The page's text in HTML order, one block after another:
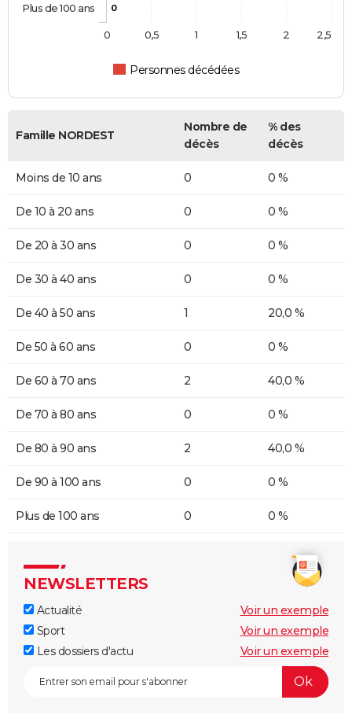
0
Personnes décédées
Plus de 100 ans
0 0,5 1 1,5 2 2,5
Famille NORDEST
Nombre de
décès
% des
décès
Moins de 10 ans 0 0 %
De 10 à 20 ans 0 0 %
De 20 à 30 ans 0 0 %
De 30 à 40 ans 0 0 %
De 40 à 50 ans 1 20,0 %
De 50 à 60 ans 0 0 %
De 60 à 70 ans 2 40,0 %
De 70 à 80 ans 0 0 %
De 80 à 90 ans 2 40,0 %
De 90 à 100 ans 0 0 %
Plus de 100 ans 0 0 %
NEWSLETTERS
Actualité
Voir un exemple
Sport
Voir un exemple
Les dossiers d'actu
Voir un exemple